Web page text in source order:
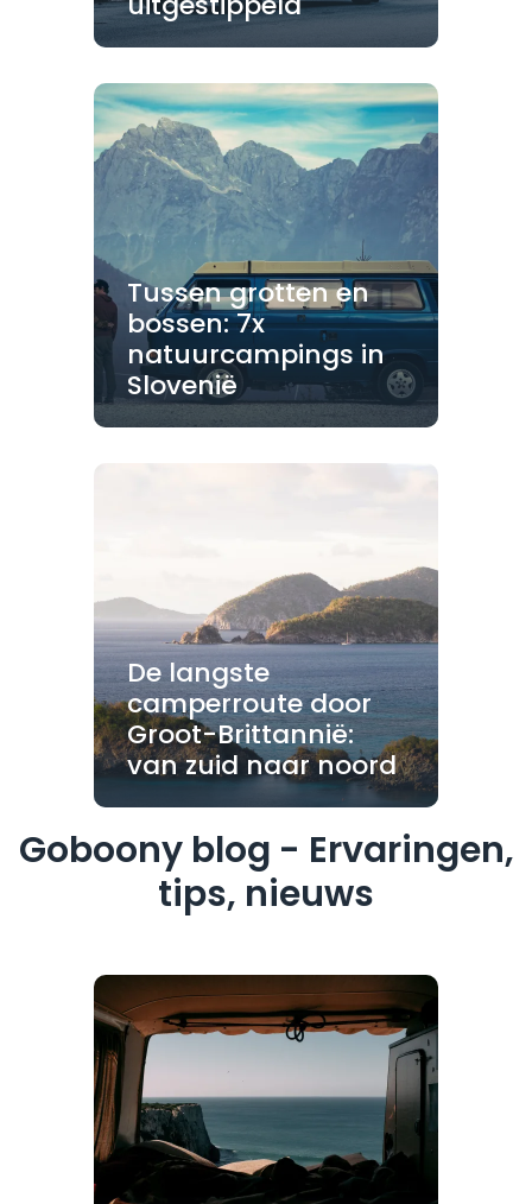
Tussen grotten en
bossen: 7x
natuurcampings in
Slovenië
De langste
camperroute door
Groot-Brittannië:
van zuid naar noord
Goboony blog - Ervaringen,
tips, nieuws